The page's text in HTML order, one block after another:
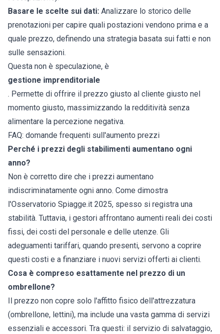
Basare le scelte sui dati: Analizzare lo storico delle
prenotazioni per capire quali postazioni vendono prima e a
quale prezzo, definendo una strategia basata sui fatti e non
sulle sensazioni.
Questa non è speculazione, è
gestione imprenditoriale
. Permette di offrire il prezzo giusto al cliente giusto nel
momento giusto, massimizzando la redditività senza
alimentare la percezione negativa.
FAQ: domande frequenti sull'aumento prezzi
Perché i prezzi degli stabilimenti aumentano ogni
anno?
Non è corretto dire che i prezzi aumentano
indiscriminatamente ogni anno. Come dimostra
l'Osservatorio Spiagge.it 2025, spesso si registra una
stabilità. Tuttavia, i gestori affrontano aumenti reali dei costi
fissi, dei costi del personale e delle utenze. Gli
adeguamenti tariffari, quando presenti, servono a coprire
questi costi e a finanziare i nuovi servizi offerti ai clienti.
Cosa è compreso esattamente nel prezzo di un
ombrellone?
Il prezzo non copre solo l'affitto fisico dell'attrezzatura
(ombrellone, lettini), ma include una vasta gamma di servizi
essenziali e accessori. Tra questi: il servizio di salvataggio,